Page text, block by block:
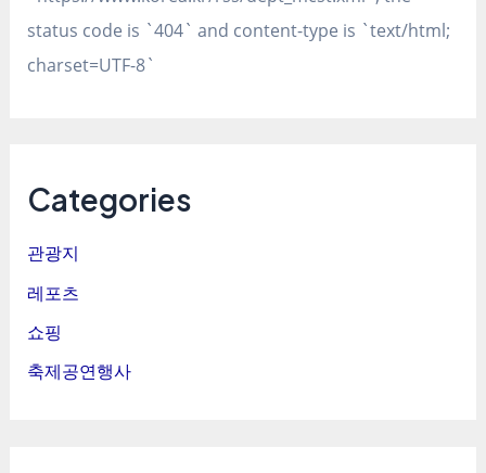
status code is `404` and content-type is `text/html;
charset=UTF-8`
Categories
관광지
레포츠
쇼핑
축제공연행사